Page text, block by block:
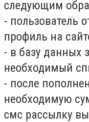
следующим
- пользователь
профиль на
- в базу данных
необходимый
- после
необходимую
смс рассылку